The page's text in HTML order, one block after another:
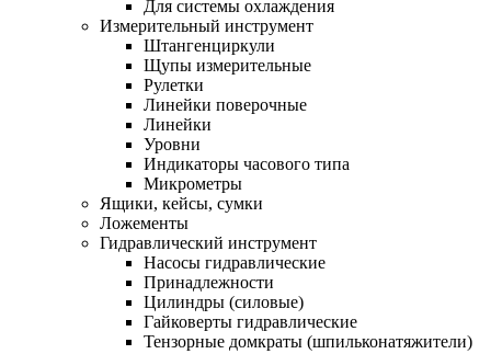
Для системы охлаждения
Измерительный инструмент
Штангенциркули
Щупы измерительные
Рулетки
Линейки поверочные
Линейки
Уровни
Индикаторы часового типа
Микрометры
Ящики, кейсы, сумки
Ложементы
Гидравлический инструмент
Насосы гидравлические
Принадлежности
Цилиндры (силовые)
Гайковерты гидравлические
Тензорные домкраты (шпильконатяжители)